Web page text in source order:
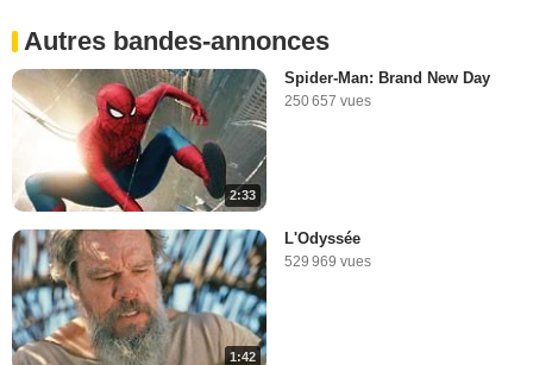
Autres bandes-annonces
2:33
Spider-Man: Brand New Day
250 657 vues
1:42
L'Odyssée
529 969 vues